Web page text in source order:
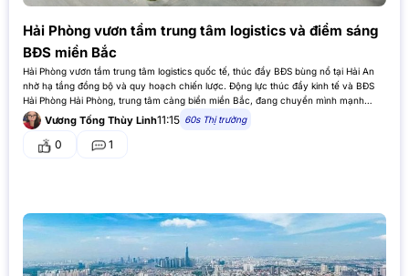
Hải Phòng vươn tầm trung tâm logistics và điểm sáng
BĐS miền Bắc
Hải Phòng vươn tầm trung tâm logistics quốc tế, thúc đẩy BĐS bùng nổ tại Hải An
nhờ hạ tầng đồng bộ và quy hoạch chiến lược. Động lực thúc đẩy kinh tế và BĐS
Hải Phòng Hải Phòng, trung tâm cảng biển miền Bắc, đang chuyển mình mạnh
mẽ… Vương Tống Thùy Linh11:15 60s Thị trường
0 1